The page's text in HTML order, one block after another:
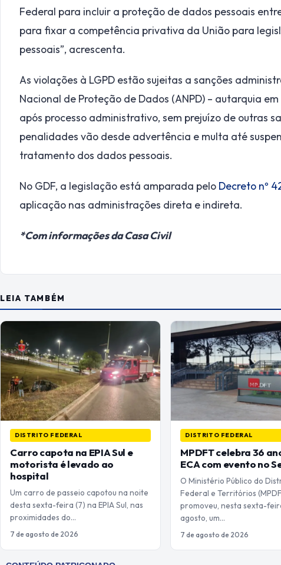
Federal para incluir a proteção de dados pessoais
para fixar a competência privativa da União para
pessoais”, acrescenta.
As violações à LGPD estão sujeitas a sanções
Nacional de Proteção de Dados (ANPD) – autarquia
após processo administrativo, sem prejuízo de outras
penalidades vão desde advertência e multa até
tratamento dos dados pessoais.
No GDF, a legislação está amparada pelo Decreto nº
aplicação nas administrações direta e indireta.
*Com informações da Casa Civil
LEIA TAMBÉM
DISTRITO FEDERAL
Carro capota na EPIA Sul e
motorista é levado ao
hospital
Um carro de passeio capotou na noite
desta sexta-feira (7) na EPIA Sul, nas
proximidades do…
7 de agosto de 2026
DISTRITO FEDERAL
MPDFT celebra 36
ECA com evento no
O Ministério Público do
Federal e Territórios
promoveu, nesta sexta-
agosto, um…
7 de agosto de 2026